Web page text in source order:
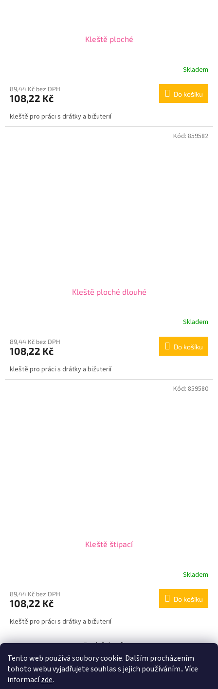
Tento web používá soubory cookie. Dalším procházením
tohoto webu vyjadřujete souhlas s jejich používáním.. Více
informacízde.
Kleště ploché
Skladem
89,44 Kč bez DPH
108,22 Kč Do košíku
kleště pro práci s drátky a bižuterií
Kleště ploché dlouhé
Skladem
89,44 Kč bez DPH
108,22 Kč Do košíku
kleště pro práci s drátky a bižuterií
Kód: 859582
Kleště štípací
Skladem
89,44 Kč bez DPH
108,22 Kč Do košíku
kleště pro práci s drátky a bižuterií
Kód: 859580
v
l
7položek celkem
kleště na drátkování, bižuterii